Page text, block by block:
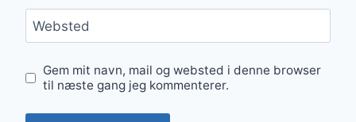
Websted
Gem mit navn, mail og websted i denne browser
til næste gang jeg kommenterer.